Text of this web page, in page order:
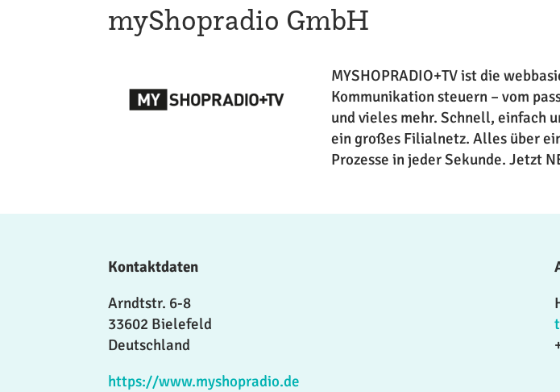
myShopradio GmbH
MYSHOPRADIO+TV ist die
Kommunikation steuern – vom
und vieles mehr. Schnell, einfach
ein großes Filialnetz. Alles über
Prozesse in jeder Sekunde. Jetzt
Kontaktdaten
Arndtstr. 6-8
33602 Bielefeld
Deutschland
https://www.myshopradio.de